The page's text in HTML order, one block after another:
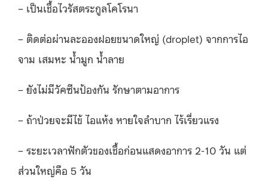
– เป็นเชื้อไวรัสตระกูลโคโรนา
– ติดต่อผ่านละอองฝอยขนาดใหญ่ (droplet) จากการไอ
จาม เสมหะ น้ำมูก น้ำลาย
– ยังไม่มีวัคซีนป้องกัน รักษาตามอาการ
– ถ้าป่วยจะมีไข้ ไอแห้ง หายใจลำบาก ไร้เรี่ยวแรง
– ระยะเวลาฟักตัวของเชื้อก่อนแสดงอาการ 2-10 วัน แต่
ส่วนใหญ่คือ 5 วัน